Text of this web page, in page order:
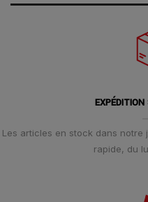
EXPÉDITION
Les articles en stock dans
rapide, du